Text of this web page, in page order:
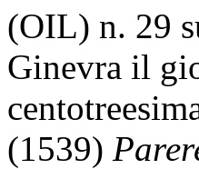
(OIL) n. 29
Ginevra il
(1539)